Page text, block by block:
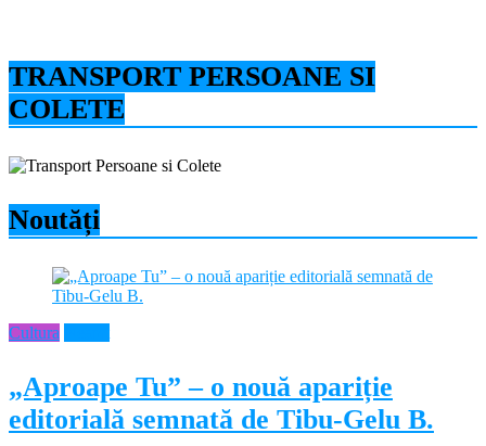
TRANSPORT PERSOANE SI
COLETE
Noutăți
Cultura
„Aproape Tu” – o nouă apariție
editorială semnată de Tibu-Gelu B.